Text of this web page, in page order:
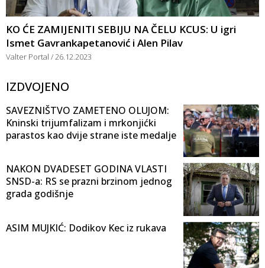
KO ĆE ZAMIJENITI SEBIJU NA ČELU KCUS: U igri
Ismet Gavrankapetanović i Alen Pilav
Valter Portal 26.12.2023
IZDVOJENO
SAVEZNIŠTVO ZAMETENO OLUJOM:
Kninski trijumfalizam i mrkonjićki
parastos kao dvije strane iste medalje
NAKON DVADESET GODINA VLASTI
SNSD-a: RS se prazni brzinom jednog
grada godišnje
ASIM MUJKIĆ: Dodikov Kec iz rukava